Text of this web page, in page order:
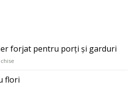
forjat pentru porți și garduri
din
flori